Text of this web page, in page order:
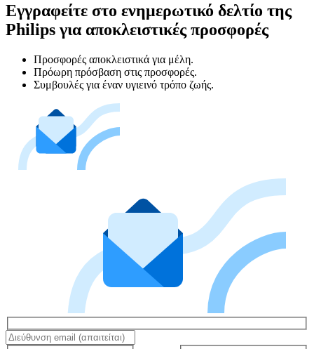
Εγγραφείτε στο ενημερωτικό δελτίο της
Philips για αποκλειστικές προσφορές
Προσφορές αποκλειστικά για μέλη.
Πρόωρη πρόσβαση στις προσφορές.
Συμβουλές για έναν υγιεινό τρόπο ζωής.